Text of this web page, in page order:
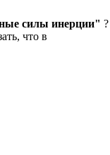
силы инерции" ?
что в